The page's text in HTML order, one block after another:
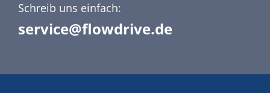
Schreib uns einfach:
service@flowdrive.de